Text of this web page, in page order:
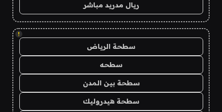
ريال مدريد مباشر
!
سطحة الرياض
سطحه
سطحة بين المدن
سطحة هيدروليك